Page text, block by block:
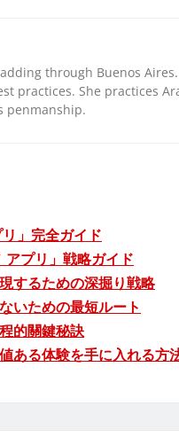
through Buenos Aires.
practices. She practices
penmanship.
」完全ガイド
プリ」戦略ガイド
するための深掘り戦略
いための最短ルート
的關鍵秘訣
ある体験を手に入れる方